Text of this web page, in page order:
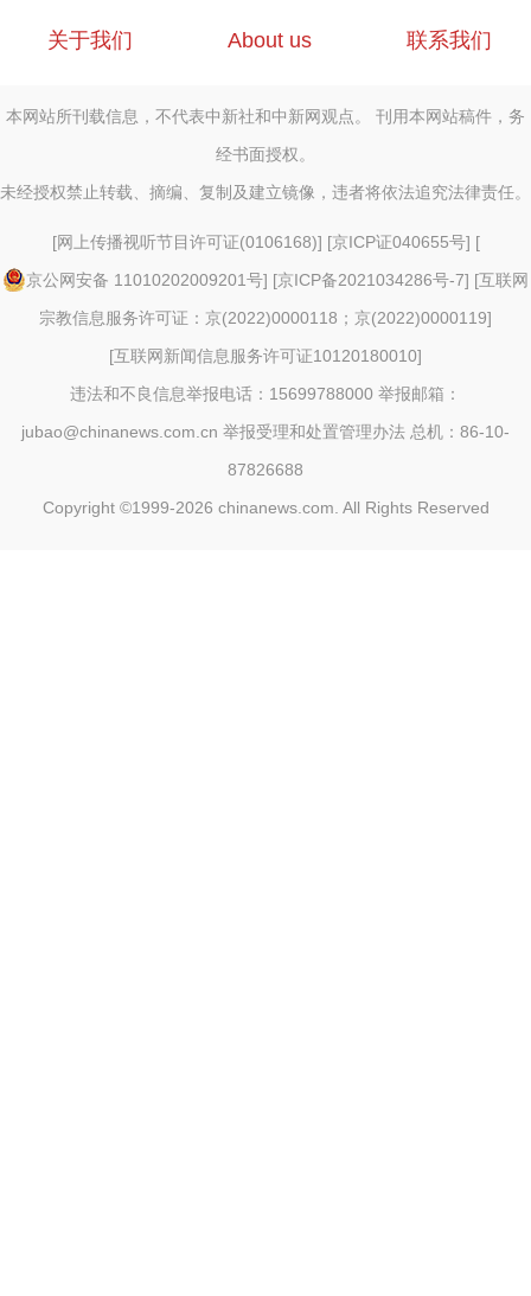
关于我们 About us 联系我们
本网站所刊载信息，不代表中新社和中新网观点。 刊用本网站稿件，务
经书面授权。
未经授权禁止转载、摘编、复制及建立镜像，违者将依法追究法律责任。
[网上传播视听节目许可证(0106168)] [京ICP证040655号] [
京公网安备 11010202009201号] [京ICP备2021034286号-7] [互联网
宗教信息服务许可证：京(2022)0000118；京(2022)0000119]
[互联网新闻信息服务许可证10120180010]
违法和不良信息举报电话：15699788000 举报邮箱：
jubao@chinanews.com.cn 举报受理和处置管理办法 总机：86-10-
87826688
Copyright ©1999-2026 chinanews.com. All Rights Reserved